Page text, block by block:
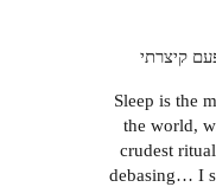
קיצרתי
“Sleep is the
the world,
crudest
debasing… I